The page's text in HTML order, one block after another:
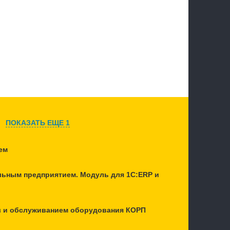
ПОКАЗАТЬ ЕЩЕ 1
предприятием. Модуль для 1С:ERP и
обслуживанием оборудования КОРП